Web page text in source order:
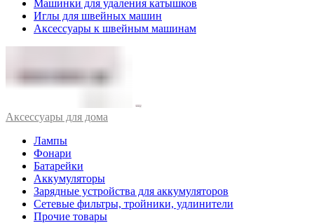
Машинки для удаления катышков
Иглы для швейных машин
Аксессуары к швейным машинам
Аксессуары для дома
Лампы
Фонари
Батарейки
Аккумуляторы
Зарядные устройства для аккумуляторов
Сетевые фильтры, тройники, удлинители
Прочие товары